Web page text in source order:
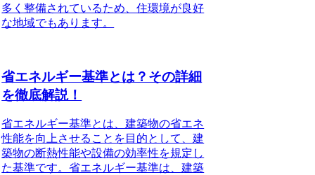
多く整備されているため、住環境が良好
な地域でもあります。
省エネルギー基準とは？その詳細
を徹底解説！
省エネルギー基準とは、建築物の省エネ
性能を向上させることを目的として、建
築物の断熱性能や設備の効率性を規定し
た基準です。省エネルギー基準は、建築